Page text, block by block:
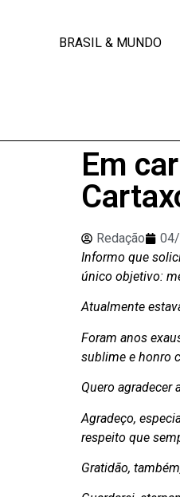
BRASIL & MUNDO
Em
Redação
Informo que
único objetivo:
Atualmente
Foram anos
sublime e honro
Quero agradecer
Agradeço,
respeito que
Gratidão,